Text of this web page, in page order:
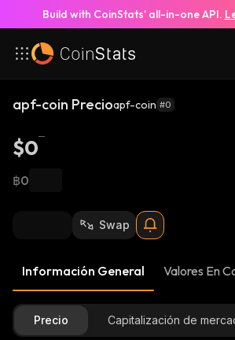
Build with CoinStats’ all-in-one API.
apf-coin Precioapf-coin #0
$0
฿0
Swap
Información General Valores En
Precio Capitalización de